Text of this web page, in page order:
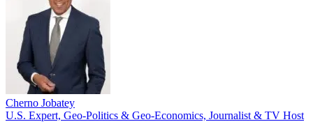
Cherno Jobatey
U.S. Expert, Geo-Politics & Geo-Economics, Journalist & TV Host